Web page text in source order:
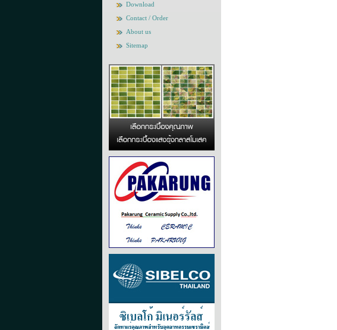
Download
Contact / Order
About us
Sitemap